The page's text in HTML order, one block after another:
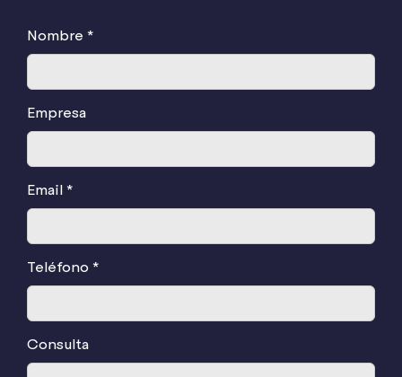
Nombre *
Empresa
Email *
Teléfono *
Consulta